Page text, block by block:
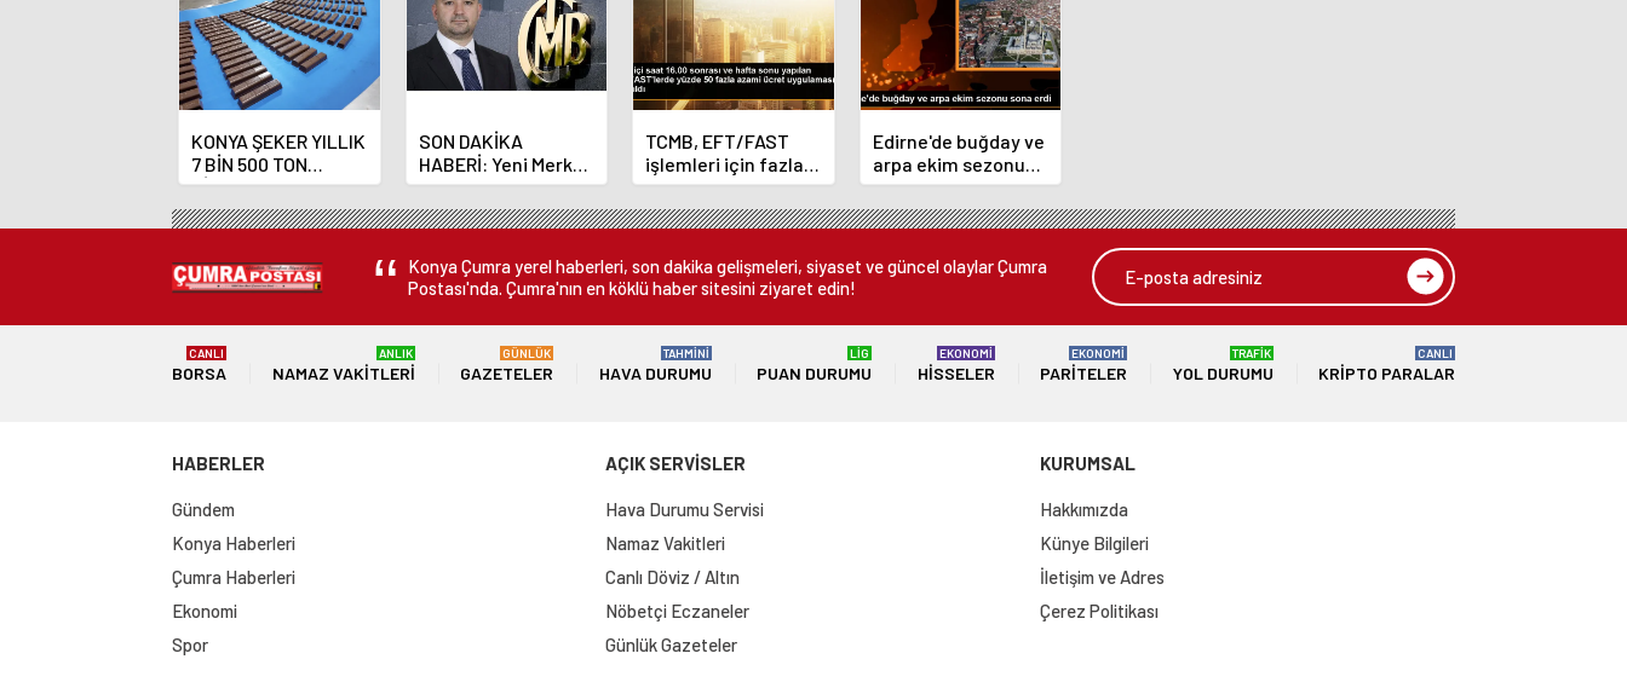
KONYA ŞEKER YILLIK
7 BİN 500 TON
ÇİKOLATALI ÜRÜN
ÜRETİLECEK
SON DAKİKA
HABERİ: Yeni Merkez
Bankası Başkanı
Fatih Karahan oldu
TCMB, EFT/FAST
işlemleri için fazla
ücret uygulamasını
kaldırdı
Edirne'de buğday ve
arpa ekim sezonu
sona erdi
Konya Çumra yerel haberleri, son dakika gelişmeleri, siyaset ve güncel olaylar Çumra
Postası'nda. Çumra'nın en köklü haber sitesini ziyaret edin!
BORSA
CANLI
NAMAZ VAKITLERI
ANLIK
GAZETELER
GÜNLÜK
HAVA DURUMU
TAHMİNİ
PUAN DURUMU
LİG
HISSELER
EKONOMİ
PARITELER
EKONOMİ
YOL DURUMU
TRAFİK
KRIPTO PARALAR
CANLI
HABERLER
Gündem
Konya Haberleri
Çumra Haberleri
Ekonomi
Spor
AÇIK SERVİSLER
Hava Durumu Servisi
Namaz Vakitleri
Canlı Döviz / Altın
Nöbetçi Eczaneler
Günlük Gazeteler
KURUMSAL
Hakkımızda
Künye Bilgileri
İletişim ve Adres
Çerez Politikası